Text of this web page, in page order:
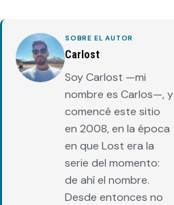
SOBRE EL AUTOR
Carlost
Soy Carlost —mi
nombre es Carlos—, y
comencé este sitio
en 2008, en la época
en que Lost era la
serie del momento:
de ahí el nombre.
Desde entonces no